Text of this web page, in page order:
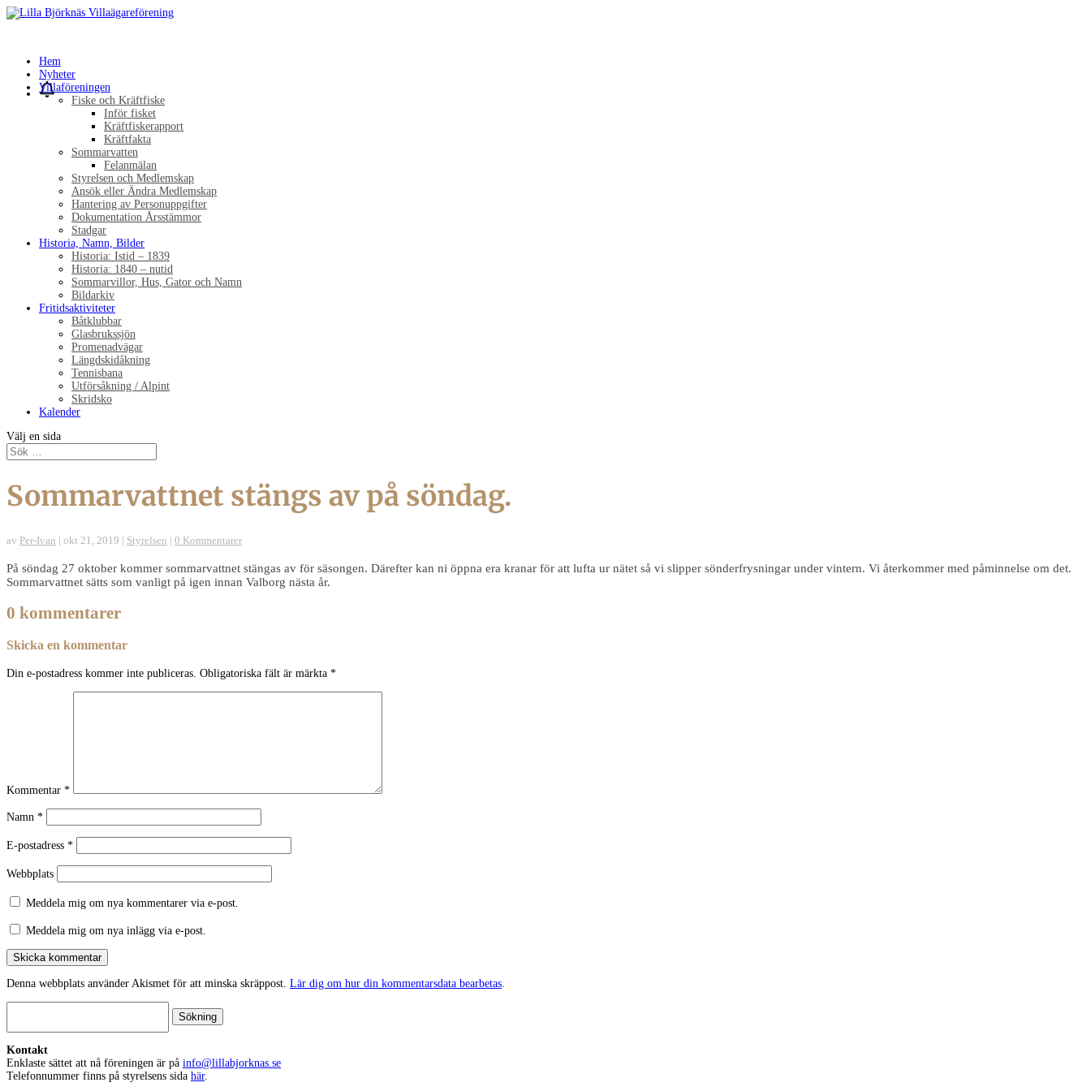
Hem
Nyheter
Villaföreningen
Fiske och Kräftfiske
Inför fisket
Kräftfiskerapport
Kräftfakta
Sommarvatten
Felanmälan
Styrelsen och Medlemskap
Ansök eller Ändra Medlemskap
Hantering av Personuppgifter
Dokumentation Årsstämmor
Stadgar
Historia, Namn, Bilder
Historia: Istid – 1839
Historia: 1840 – nutid
Sommarvillor, Hus, Gator och Namn
Bildarkiv
Fritidsaktiviteter
Båtklubbar
Glasbrukssjön
Promenadvägar
Längdskidåkning
Tennisbana
Utförsåkning / Alpint
Skridsko
Kalender
Välj en sida
Sommarvattnet stängs av på söndag.
av Per-Ivan | okt 21, 2019 | Styrelsen | 0 Kommentarer
På söndag 27 oktober kommer sommarvattnet stängas av för säsongen. Därefter kan ni öppna era kranar för att lufta ur nätet så vi slipper sönderfrysningar under vintern. Vi återkommer med påminnelse om det.
Sommarvattnet sätts som vanligt på igen innan Valborg nästa år.
0 kommentarer
Skicka en kommentar
Din e-postadress kommer inte publiceras. Obligatoriska fält är märkta *
Kommentar *
Namn *
E-postadress *
Webbplats
Meddela mig om nya kommentarer via e-post.
Meddela mig om nya inlägg via e-post.
Skicka kommentar
Denna webbplats använder Akismet för att minska skräppost. Lär dig om hur din kommentarsdata bearbetas
Kontakt
Enklaste sättet att nå föreningen är på info@lillabjorknas.se
Telefonnummer finns på styrelsens sida här.